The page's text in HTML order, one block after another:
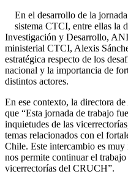
En el desarrollo de la
sistema CTCI, entre ellas la
Investigación y Desarrollo,
ministerial CTCI, Alexis
estratégica respecto de los
nacional y la importancia de
distintos actores.
En ese contexto, la directora
que “Esta jornada de trabajo
inquietudes de las
temas relacionados con el
Chile. Este intercambio es
nos permite continuar el
vicerrectorías del CRUCH”.